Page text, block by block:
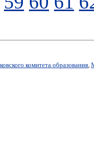
комитета образования,